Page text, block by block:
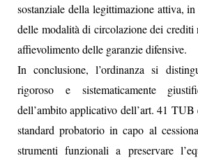
sostanziale della legittimazione attiva,
delle modalità di circolazione dei
affievolimento delle garanzie difensive.
In conclusione, l’ordinanza si
rigoroso e sistematicamente
dell’ambito applicativo dell’art. 41 TUB
standard probatorio in capo al
strumenti funzionali a preservare